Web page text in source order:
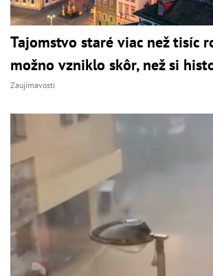
Tajomstvo staré viac než tisíc
možno vzniklo skôr, než si
Zaujímavosti